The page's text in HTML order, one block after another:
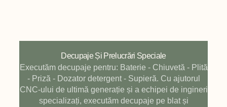
Decupaje Și Prelucrări Speciale
Executăm decupaje pentru: Baterie - Chiuvetă - Plită
- Priză - Dozator detergent - Supieră. Cu ajutorul
CNC-ului de ultimă generație și a echipei de ingineri
specializați, executăm decupaje pe blat și